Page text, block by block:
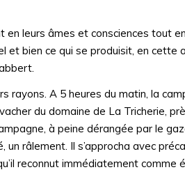
en leurs âmes et consciences tout en
et bien ce qui se produisit, en cette
rayons. A 5 heures du matin, la
du domaine de La Tricherie,
à peine dérangée par le
râlement. Il s’approcha avec
reconnut immédiatement comme